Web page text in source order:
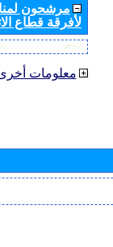
مرشحون
لأفرقة قطاع
معلومات